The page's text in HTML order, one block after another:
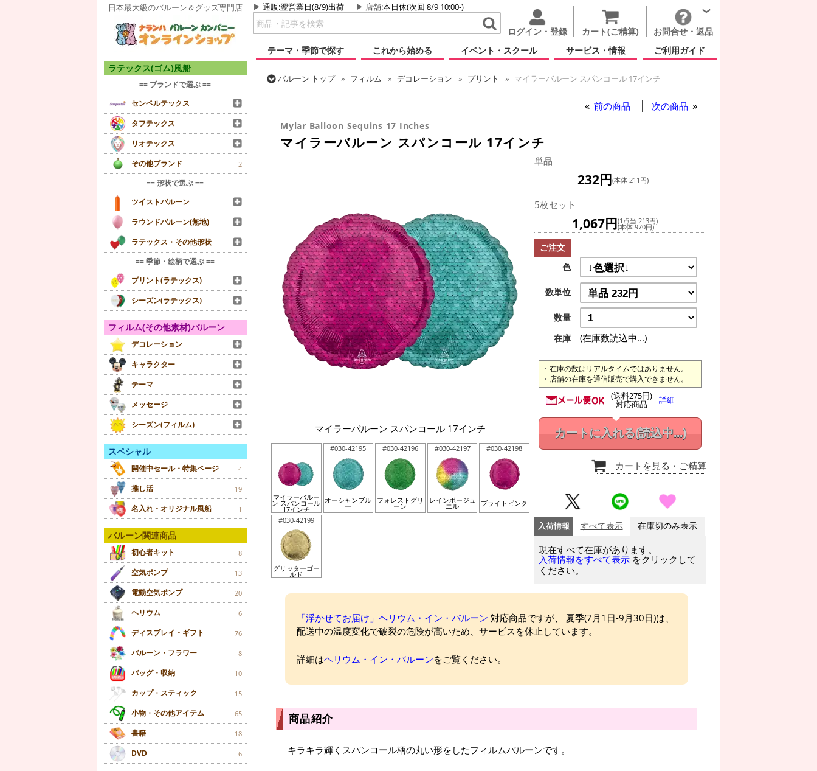
日本最大級のバルーン＆グッズ専門店 通販:翌営業日(8/9)出荷 店舗:本日休(次回 8/9 10:00-)
ログイン・登録 カート(ご精算)
お問合せ・返品
テーマ・季節で探す
これから始める イベント・スクール サービス・情報 ご利用ガイド
ラテックス(ゴム)風船
== ブランドで選ぶ ==
センペルテックス
タフテックス
リオテックス
その他ブランド
2
== 形状で選ぶ ==
ツイストバルーン
ラウンドバルーン(無地)
ラテックス・その他形状
== 季節・絵柄で選ぶ ==
プリント(ラテックス)
シーズン(ラテックス)
フィルム(その他素材)バルーン
デコレーション
キャラクター
テーマ
メッセージ
シーズン(フィルム)
スペシャル
開催中セール・特集ページ 4
推し活 19
名入れ・オリジナル風船 1
バルーン関連商品
初心者キット 8
空気ポンプ 13
電動空気ポンプ 20
ヘリウム 6
ディスプレイ・ギフト 76
バルーン・フラワー 8
バッグ・収納 10
カップ・スティック 15
小物・その他アイテム 65
書籍 18
DVD 6
バルーン トップ フィルム デコレーション プリント
マイラーバルーン スパンコール 17インチ
前の商品 次の商品
Mylar Balloon Sequins 17 Inches
マイラーバルーン スパンコール 17インチ
マイラーバルーン スパンコール 17インチ
マイラーバルー
ン スパンコール
17インチ
#030-42195
オーシャンブル
ー
#030-42196
フォレストグリ
ーン
#030-42197
レインボージュ
エル
#030-42198
ブライトピンク
#030-42199
グリッターゴー
ルド
単品
232円(本体 211円)
5枚セット
1,067円(1点当 213円)
(本体 970円)
ご注文
色
数単位
数量
在庫
(在庫数読込中...)
在庫の数はリアルタイムではありません。
店舗の在庫を通信販売で購入できません。
(送料275円)
対応商品 詳細
カートに入れる(読込中...)
カートを見る ・ご精算
入荷情報 すべて表示 在庫切のみ表示
現在すべて在庫があります。
入荷情報をすべて表示 をクリックして
ください。
「浮かせてお届け」ヘリウム・イン・バルーン 対応商品ですが、 夏季(7月1日-9月30日)は、
配送中の温度変化で破裂の危険が高いため、サービスを休止しています。
詳細はヘリウム・イン・バルーンをご覧ください。
商品紹介
キラキラ輝くスパンコール柄の丸い形をしたフィルムバルーンです。